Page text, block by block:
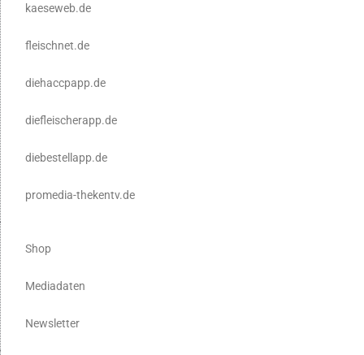
kaeseweb.de
fleischnet.de
diehaccpapp.de
diefleischerapp.de
diebestellapp.de
promedia-thekentv.de
Shop
Mediadaten
Newsletter